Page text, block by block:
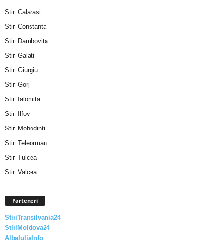
Stiri Calarasi
Stiri Constanta
Stiri Dambovita
Stiri Galati
Stiri Giurgiu
Stiri Gorj
Stiri Ialomita
Stiri Ilfov
Stiri Mehedinti
Stiri Teleorman
Stiri Tulcea
Stiri Valcea
Parteneri
StiriTransilvania24
StiriMoldova24
AlbaIuliaInfo